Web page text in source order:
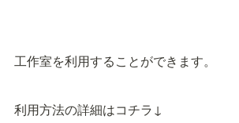
工作室を利用することができます。
利用方法の詳細はコチラ↓